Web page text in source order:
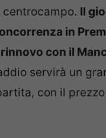
Il
in
con il
servirà un
con il